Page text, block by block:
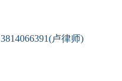
卢律师)